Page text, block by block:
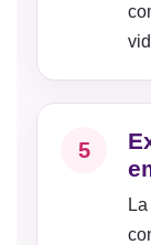
5